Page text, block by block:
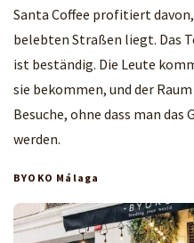
Santa Coffee profitiert
belebten Straßen liegt. Das
ist beständig. Die Leute
sie bekommen, und der
Besuche, ohne dass man
werden.
BYOKO Málaga